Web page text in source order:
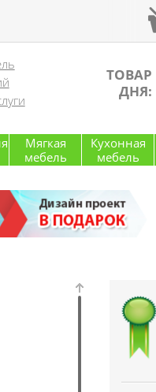
ТОВАР
ДНЯ:
Мягкая
мебель
Кухонная
мебель